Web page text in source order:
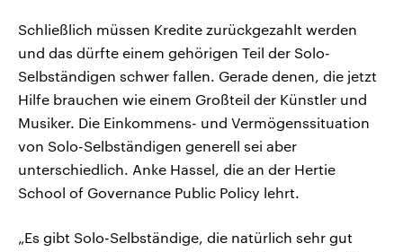
Schließlich müssen Kredite zurückgezahlt werden
und das dürfte einem gehörigen Teil der Solo-
Selbständigen schwer fallen. Gerade denen, die jetzt
Hilfe brauchen wie einem Großteil der Künstler und
Musiker. Die Einkommens- und Vermögenssituation
von Solo-Selbständigen generell sei aber
unterschiedlich. Anke Hassel, die an der Hertie
School of Governance Public Policy lehrt.
„Es gibt Solo-Selbständige, die natürlich sehr gut